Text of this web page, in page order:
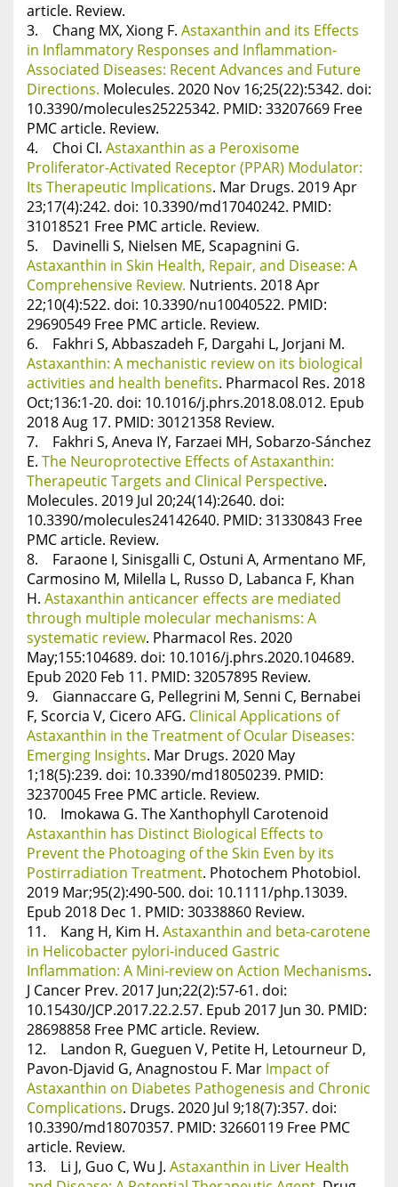
article. Review.
3. Chang MX, Xiong F. Astaxanthin and its Effects
in Inflammatory Responses and Inflammation-
Associated Diseases: Recent Advances and Future
Directions. Molecules. 2020 Nov 16;25(22):5342. doi:
10.3390/molecules25225342. PMID: 33207669 Free
PMC article. Review.
4. Choi CI. Astaxanthin as a Peroxisome
Proliferator-Activated Receptor (PPAR) Modulator:
Its Therapeutic Implications. Mar Drugs. 2019 Apr
23;17(4):242. doi: 10.3390/md17040242. PMID:
31018521 Free PMC article. Review.
5. Davinelli S, Nielsen ME, Scapagnini G.
Astaxanthin in Skin Health, Repair, and Disease: A
Comprehensive Review. Nutrients. 2018 Apr
22;10(4):522. doi: 10.3390/nu10040522. PMID:
29690549 Free PMC article. Review.
6. Fakhri S, Abbaszadeh F, Dargahi L, Jorjani M.
Astaxanthin: A mechanistic review on its biological
activities and health benefits. Pharmacol Res. 2018
Oct;136:1-20. doi: 10.1016/j.phrs.2018.08.012. Epub
2018 Aug 17. PMID: 30121358 Review.
7. Fakhri S, Aneva IY, Farzaei MH, Sobarzo-Sánchez
E. The Neuroprotective Effects of Astaxanthin:
Therapeutic Targets and Clinical Perspective.
Molecules. 2019 Jul 20;24(14):2640. doi:
10.3390/molecules24142640. PMID: 31330843 Free
PMC article. Review.
8. Faraone I, Sinisgalli C, Ostuni A, Armentano MF,
Carmosino M, Milella L, Russo D, Labanca F, Khan
H. Astaxanthin anticancer effects are mediated
through multiple molecular mechanisms: A
systematic review. Pharmacol Res. 2020
May;155:104689. doi: 10.1016/j.phrs.2020.104689.
Epub 2020 Feb 11. PMID: 32057895 Review.
9. Giannaccare G, Pellegrini M, Senni C, Bernabei
F, Scorcia V, Cicero AFG. Clinical Applications of
Astaxanthin in the Treatment of Ocular Diseases:
Emerging Insights. Mar Drugs. 2020 May
1;18(5):239. doi: 10.3390/md18050239. PMID:
32370045 Free PMC article. Review.
10. Imokawa G. The Xanthophyll Carotenoid
Astaxanthin has Distinct Biological Effects to
Prevent the Photoaging of the Skin Even by its
Postirradiation Treatment. Photochem Photobiol.
2019 Mar;95(2):490-500. doi: 10.1111/php.13039.
Epub 2018 Dec 1. PMID: 30338860 Review.
11. Kang H, Kim H. Astaxanthin and beta-carotene
in Helicobacter pylori-induced Gastric
Inflammation: A Mini-review on Action Mechanisms.
J Cancer Prev. 2017 Jun;22(2):57-61. doi:
10.15430/JCP.2017.22.2.57. Epub 2017 Jun 30. PMID:
28698858 Free PMC article. Review.
12. Landon R, Gueguen V, Petite H, Letourneur D,
Pavon-Djavid G, Anagnostou F. Mar Impact of
Astaxanthin on Diabetes Pathogenesis and Chronic
Complications. Drugs. 2020 Jul 9;18(7):357. doi:
10.3390/md18070357. PMID: 32660119 Free PMC
article. Review.
13. Li J, Guo C, Wu J. Astaxanthin in Liver Health